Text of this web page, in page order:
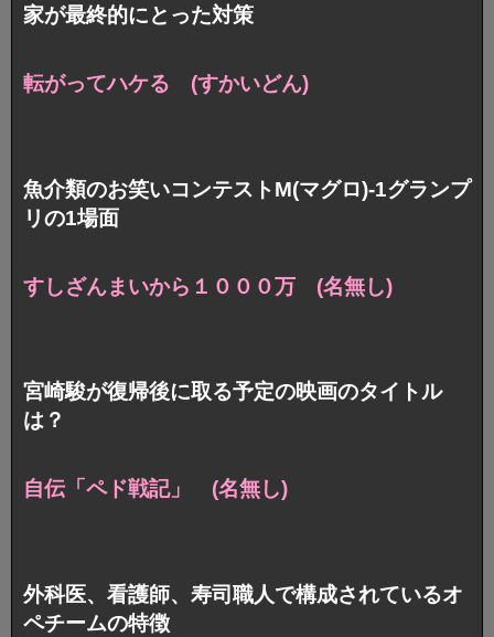
家が最終的にとった対策
転がってハケる (すかいどん)
魚介類のお笑いコンテストM(マグロ)-1グランプ
リの1場面
すしざんまいから１０００万 (名無し)
宮崎駿が復帰後に取る予定の映画のタイトル
は？
自伝「ペド戦記」 (名無し)
外科医、看護師、寿司職人で構成されているオ
ペチームの特徴